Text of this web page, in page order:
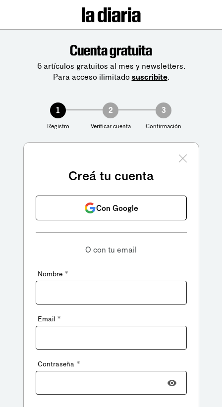
Cuenta gratuita
6 artículos gratuitos al mes y newsletters.
Para acceso ilimitado suscribite.
1
Registro
2
Verificar cuenta
3
Confirmación
Creá tu cuenta
Con Google
O con tu email
Nombre *
Email *
Contraseña *